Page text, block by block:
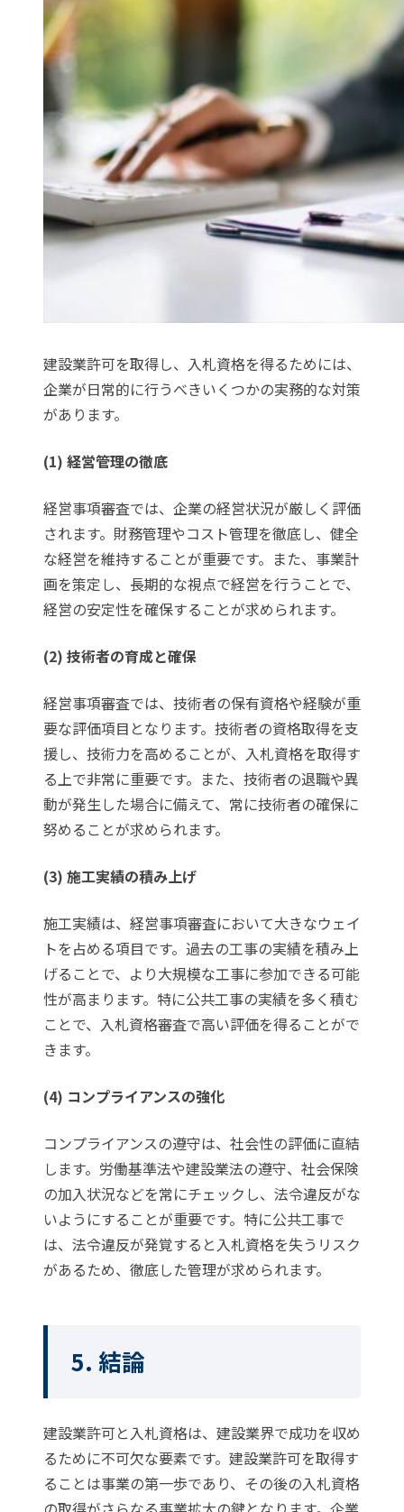
建設業許可を取得し、入札資格を得るためには、
企業が日常的に行うべきいくつかの実務的な対策
があります。
(1) 経営管理の徹底
経営事項審査では、企業の経営状況が厳しく評価
されます。財務管理やコスト管理を徹底し、健全
な経営を維持することが重要です。また、事業計
画を策定し、長期的な視点で経営を行うことで、
経営の安定性を確保することが求められます。
(2) 技術者の育成と確保
経営事項審査では、技術者の保有資格や経験が重
要な評価項目となります。技術者の資格取得を支
援し、技術力を高めることが、入札資格を取得す
る上で非常に重要です。また、技術者の退職や異
動が発生した場合に備えて、常に技術者の確保に
努めることが求められます。
(3) 施工実績の積み上げ
施工実績は、経営事項審査において大きなウェイ
トを占める項目です。過去の工事の実績を積み上
げることで、より大規模な工事に参加できる可能
性が高まります。特に公共工事の実績を多く積む
ことで、入札資格審査で高い評価を得ることがで
きます。
(4) コンプライアンスの強化
コンプライアンスの遵守は、社会性の評価に直結
します。労働基準法や建設業法の遵守、社会保険
の加入状況などを常にチェックし、法令違反がな
いようにすることが重要です。特に公共工事で
は、法令違反が発覚すると入札資格を失うリスク
があるため、徹底した管理が求められます。
5. 結論
建設業許可と入札資格は、建設業界で成功を収め
るために不可欠な要素です。建設業許可を取得す
ることは事業の第一歩であり、その後の入札資格